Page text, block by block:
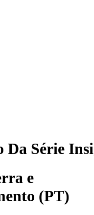
Da Série
e
(PT)